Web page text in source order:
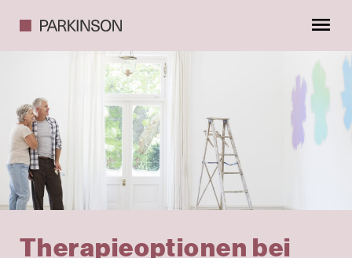
Therapieoptionen bei